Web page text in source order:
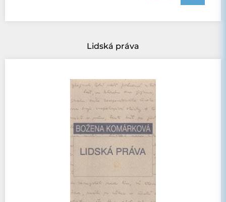
Lidská práva